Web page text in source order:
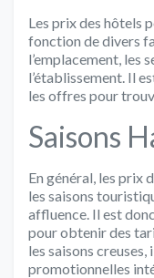
Les prix des hôtels
fonction de divers
l’emplacement, les
l’établissement. Il
les offres pour
Saisons
En général, les prix
les saisons
affluence. Il est
pour obtenir des
les saisons
promotionnelles